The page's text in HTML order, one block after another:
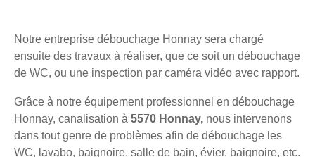
Notre entreprise débouchage Honnay sera chargé
ensuite des travaux à réaliser, que ce soit un débouchage
de WC, ou une inspection par caméra vidéo avec rapport.
Grâce à notre équipement professionnel en débouchage
Honnay, canalisation à 5570 Honnay, nous intervenons
dans tout genre de problèmes afin de débouchage les
WC, lavabo, baignoire, salle de bain, évier, baignoire, etc.